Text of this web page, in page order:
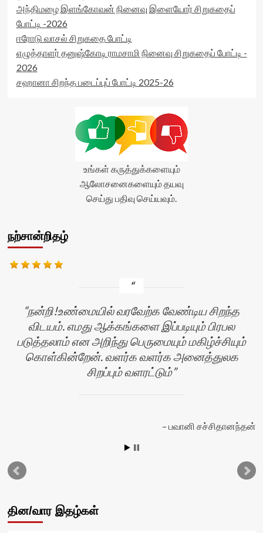
அந்திமழை இளங்கோவன் நினைவு இளையோர் சிறுகதைப்
போட்டி -2026
ஈரோடு வாசல் சிறுகதை போட்டி
எழுத்தாளர் தனுஷ்கோடி ராமசாமி நினைவு சிறுகதைப் போட்டி -
2026
சஹானா சிறந்த படைப்புப் போட்டி 2025-26
உங்கள் கருத்துக்களையும்
ஆலோசனைகளையும் தயவு
செய்து பதிவு செய்யவும்.
நற்சான்றிதழ்
நன்றி!உண்மையில் வரவேற்க வேண்டிய சிறந்த
விடயம். எமது ஆக்கங்களை இப்படியும் பிரபல
படுத்தலாம் என அறிந்து பெருமையும் மகிழ்ச்சியும்
கொள்கின்றேன். வளர்க வளர்க அனைத்துலக
சிறப்பும் வளரட்டும்
பவானி சச்சிதானந்தன்
தின/வார இதழ்கள்